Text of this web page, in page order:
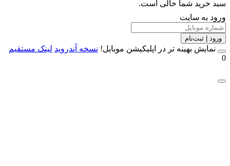
خرید شما خالی است.
به سایت
| ثبت‌نام
بهینه تر در اپلیکیشن موبایل!نسخه آندروید لینک مستقیم